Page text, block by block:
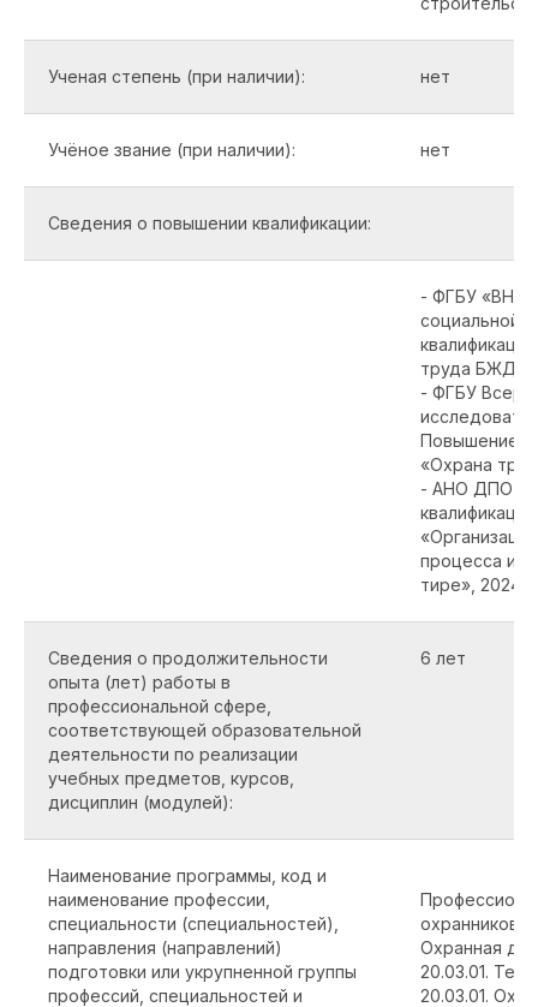
Ученая степень (при наличии): нет
Учёное звание (при наличии): нет
Сведения о повышении квалификации:
- ФГБУ
социальной
труда БЖД и
- ФГБУ
Повышение
«Охрана
- АНО ДПО
процесса и
тире», 2024г.
Сведения о продолжительности
опыта (лет) работы в
профессиональной сфере,
соответствующей образовательной
деятельности по реализации
учебных предметов, курсов,
дисциплин (модулей):
6 лет
Наименование программы, код и
наименование профессии,
специальности (специальностей),
направления (направлений)
подготовки или укрупненной группы
профессий, специальностей и
охранников
Охранная
20.03.01.
20.03.01.